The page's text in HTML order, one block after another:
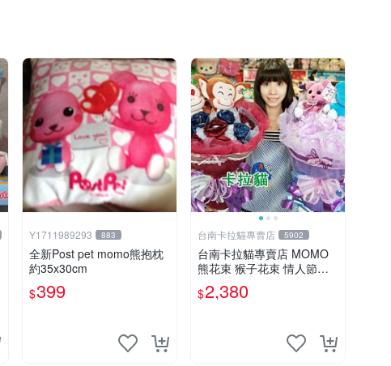
Y1711989293 883
全新Post pet momo熊抱枕
約35x30cm
$399
台南卡拉貓專賣店 5902
台南卡拉貓專賣店 MOMO
熊花束 猴子花束 情人節禮
物 二選一 可繡字 可今天寄
明天到
$2,380